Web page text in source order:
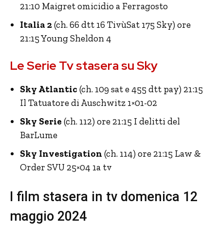
21:10 Maigret omicidio a Ferragosto
Italia 2(ch. 66 dtt 16 TivùSat 175 Sky) ore
21:15 Young Sheldon 4
Le Serie Tv stasera su Sky
Sky Atlantic (ch. 109 sat e 455 dtt pay) 21:15
Il Tatuatore di Auschwitz 1×01-02
Sky Serie (ch. 112) ore 21:15 I delitti del
BarLume
Sky Investigation (ch. 114) ore 21:15 Law &
Order SVU 25×04 1a tv
I film stasera in tv domenica 12
maggio 2024